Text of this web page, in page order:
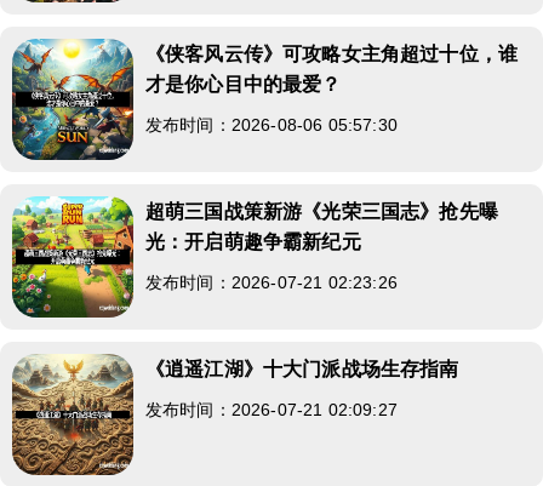
《侠客风云传》可攻略女主角超过十位，谁
才是你心目中的最爱？
发布时间：2026-08-06 05:57:30
超萌三国战策新游《光荣三国志》抢先曝
光：开启萌趣争霸新纪元
发布时间：2026-07-21 02:23:26
《逍遥江湖》十大门派战场生存指南
发布时间：2026-07-21 02:09:27